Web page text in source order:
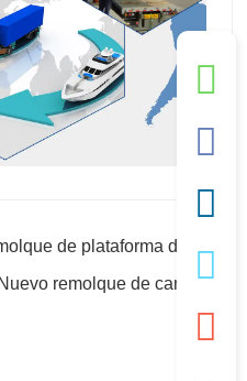
Siguiente entrada siguiente : Nuevo remolque de cama plana de 20 pies